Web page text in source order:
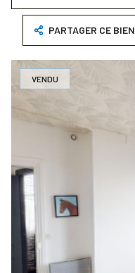
PARTAGER CE BIEN
VENDU